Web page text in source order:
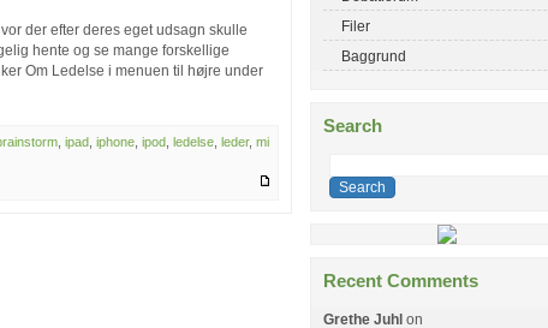
Filer
Baggrund
Search
Recent Comments
Grethe Juhl on
der efter deres eget udsagn skulle
hente og se mange forskellige
Om Ledelse i menuen til højre under
ipad iphone ipod ledelse leder, mi